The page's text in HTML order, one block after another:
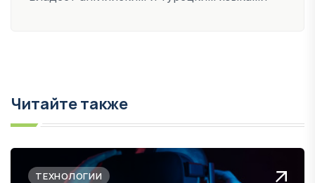
Читайте также
ТЕХНОЛОГИИ